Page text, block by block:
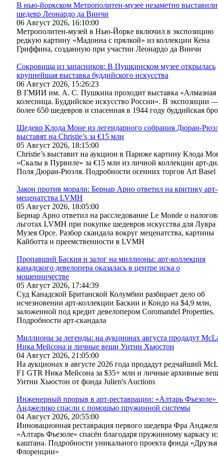
В нью-йоркском Метрополитен-музее незаметно выставили
шедевр Леонардо да Винчи
06 Август 2026, 16:10:00
Метрополитен-музей в Нью-Йорке включил в экспозицию
редкую картину «Мадонна с прялкой» из коллекции Кена
Гриффина, созданную при участии Леонардо да Винчи
Сокровища из запасников: В Пушкинском музее открылась
крупнейшая выставка буддийского искусства
06 Август 2026, 15:26:23
В ГМИИ им. А. С. Пушкина проходит выставка «Алмазная
колесница. Буддийское искусство России». В экспозиции
более 650 шедевров и спасенная в 1944 году буддийская
Шедевр Клода Моне из легендарного собрания Дюран-
выставят на Christie’s за €15 млн
05 Август 2026, 18:15:00
Christie’s выставит на аукцион в Париже картину Клода
«Скалы в Пурвиле» за €15 млн из личной коллекции арт-
Поля Дюран-Рюэля. Подробности осенних торгов Art Basel
Закон против морали: Бернар Арно ответил на критику арт-
меценатства LVMH
05 Август 2026, 18:05:00
Бернар Арно ответил на расследование Le Monde о
льготах LVMH при покупке шедевров искусства для Лувра
Музея Орсе. Разбор скандала вокруг меценатства, картины
Кайботта и преемственности в LVMH
Пропавший Баския и залог на миллионы: арт-коллекция
канадского девелопера оказалась в центре иска о
мошенничестве
05 Август 2026, 17:44:39
Суд Канадской Британской Колумбии разбирает дело об
исчезновении арт-коллекции Баскии и Кондо на $4,9 млн,
заложенной под кредит девелопером Coromandel Properties.
Подробности арт-скандала
Миллионы за легенды: на аукционах августа продадут
Ника Мейсона и личные вещи Уитни Хьюстон
04 Август 2026, 21:05:00
На аукционах в августе 2026 года продадут редчайший
F1 GTR Ника Мейсона за $35+ млн и личные архивные
Уитни Хьюстон от фонда Julien's Auctions
Инженерный прорыв в арт-реставрации: «Алтарь
Анджелико спасли с помощью пружинной системы
04 Август 2026, 20:55:00
Инновационная реставрация первого шедевра Фра
«Алтарь Фьезоле» спасён благодаря пружинному каркасу
каштана. Подробности уникального проекта фонда «Друзья
Флоренции»